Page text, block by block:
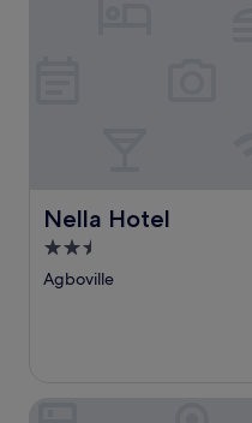
Nella Hotel
Nella Hotel
2.5-
Sterne-
Agboville